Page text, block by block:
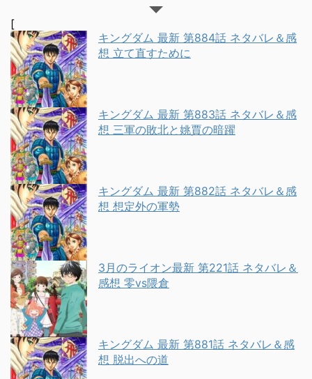
[
キングダム 最新 第884話 ネタバレ＆感
想 立て直すために
キングダム 最新 第883話 ネタバレ＆感
想 三軍の敗北と姚賈の暗躍
キングダム 最新 第882話 ネタバレ＆感
想 想定外の軍勢
3月のライオン最新 第221話 ネタバレ＆
感想 零vs隈倉
キングダム 最新 第881話 ネタバレ＆感
想 脱出への道